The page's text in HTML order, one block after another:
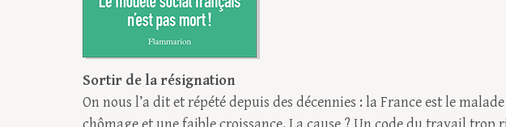
Sortir de la résignation
On nous l’a dit et répété depuis des décennies : la France est le